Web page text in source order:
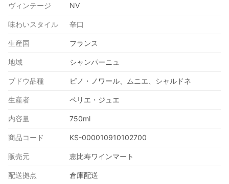
ヴィンテージ NV
味わいスタイル 辛口
生産国 フランス
地域 シャンパーニュ
ブドウ品種 ピノ・ノワール、ムニエ、シャルドネ
生産者 ペリエ・ジュエ
内容量 750ml
商品コード KS-000010910102700
販売元 恵比寿ワインマート
配送拠点 倉庫配送